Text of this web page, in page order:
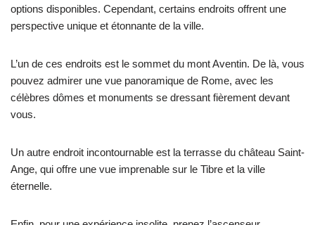
options disponibles. Cependant, certains endroits offrent une
perspective unique et étonnante de la ville.
L’un de ces endroits est le sommet du mont Aventin. De là, vous
pouvez admirer une vue panoramique de Rome, avec les
célèbres dômes et monuments se dressant fièrement devant
vous.
Un autre endroit incontournable est la terrasse du château Saint-
Ange, qui offre une vue imprenable sur le Tibre et la ville
éternelle.